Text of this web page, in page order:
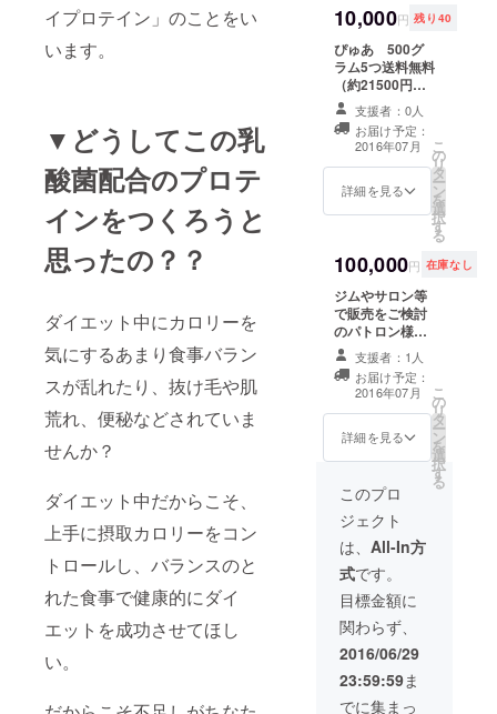
イプロテイン」のことをい
います。
▼どうしてこの乳
酸菌配合のプロテ
インをつくろうと
思ったの？？
ダイエット中にカロリーを
気にするあまり食事バラン
スが乱れたり、抜け毛や肌
荒れ、便秘などされていま
せんか？
ダイエット中だからこそ、
上手に摂取カロリーをコン
トロールし、バランスのと
れた食事で健康的にダイ
エットを成功させてほし
い。
いいたします。
10,000円 残り40
ぴゅあ 500グ
ラム5つ送料無料
（約21500円相
当）をお送りい
たします。（ク
ロネコヤマト予
定） ※こちらの
成分表記、ご注
意に関しまして
いいたします。
支援者：0人
お届け予定：
2016年07月
詳細を見る
こ
の
リ
タ
ー
ン
を
選
択
す
る
100,000円 在庫なし
ジムやサロン等
で販売をご検討
のパトロン様へ
初回限定 ぴゅ
あ 60個送料無
料（260000円相
当） ※こちらの
成分表記、ご注
意に関しまして
必ずご一読お願
いいたします。
支援者：1人
お届け予定：
2016年07月
詳細を見る
こ
の
リ
タ
ー
ン
を
選
択
す
る
このプロ
ジェクト
は、 All-In方
式です。
目標金額に
関わらず、
2016/06/29
23:59:59ま
でに集まっ